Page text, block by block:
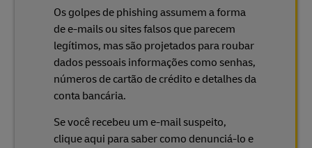
Os golpes de phishing assumem a forma
de e-mails ou sites falsos que parecem
legítimos, mas são projetados para roubar
dados pessoais informações como senhas,
números de cartão de crédito e detalhes da
conta bancária.
Se você recebeu um e-mail suspeito,
clique aqui para saber como denunciá-lo e